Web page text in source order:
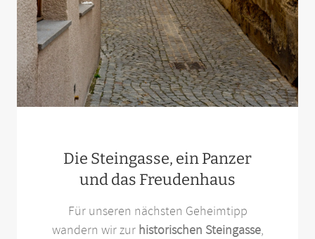
Die Steingasse, ein Panzer
und das Freudenhaus
Für unseren nächsten Geheimtipp
wandern wir zur historischen Steingasse,